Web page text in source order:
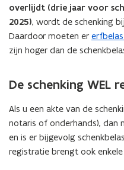
overlijdt (drie jaar voor
2025), wordt de schenking
Daardoor moeten er
zijn hoger dan de
De schenking WEL
Als u een akte van de
notaris of onderhands), dan
en is er bijgevolg
registratie brengt ook